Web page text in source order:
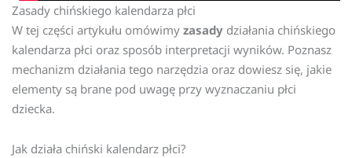
Zasady chińskiego kalendarza płci
W tej części artykułu omówimy zasady działania chińskiego
kalendarza płci oraz sposób interpretacji wyników. Poznasz
mechanizm działania tego narzędzia oraz dowiesz się, jakie
elementy są brane pod uwagę przy wyznaczaniu płci
dziecka.
Jak działa chiński kalendarz płci?